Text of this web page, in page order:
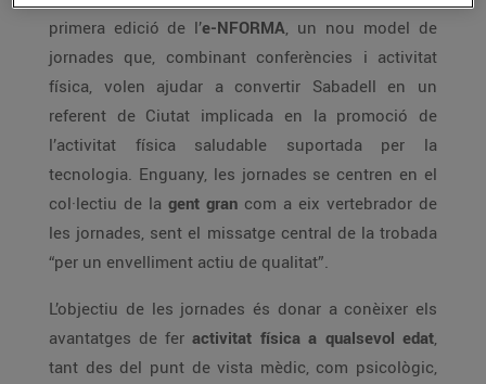
primera edició de l’e-NFORMA, un nou model de
jornades que, combinant conferències i activitat
física, volen ajudar a convertir Sabadell en un
referent de Ciutat implicada en la promoció de
l’activitat física saludable suportada per la
tecnologia. Enguany, les jornades se centren en el
col·lectiu de la gent gran com a eix vertebrador de
les jornades, sent el missatge central de la trobada
“per un envelliment actiu de qualitat”.
L’objectiu de les jornades és donar a conèixer els
avantatges de fer activitat física a qualsevol edat,
tant des del punt de vista mèdic, com psicològic,